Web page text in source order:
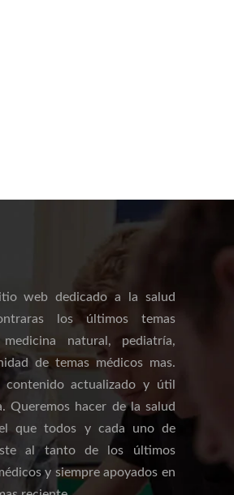
web dedicado a la salud
los últimos temas
natural, pediatría,
de temas médicos mas.
actualizado y útil
Queremos hacer de la salud
que todos y cada uno de
al tanto de los últimos
y siempre apoyados en